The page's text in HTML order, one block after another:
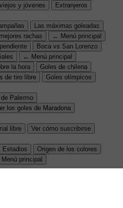
y jóvenes
Extranjeros
Las máximas goleadas
rachas
← Menú principal
Boca vs San Lorenzo
← Menú principal
la hora
Goles de chilena
de tiro libre
Goles olímpicos
Palermo
los goles de Maradona
libre
Ver cómo suscribirse
Estadios
Origen de los colores
principal